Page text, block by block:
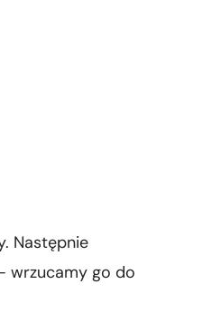
Następnie
wrzucamy go do